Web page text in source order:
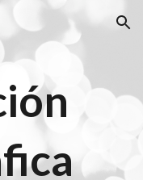
Skip to navigation